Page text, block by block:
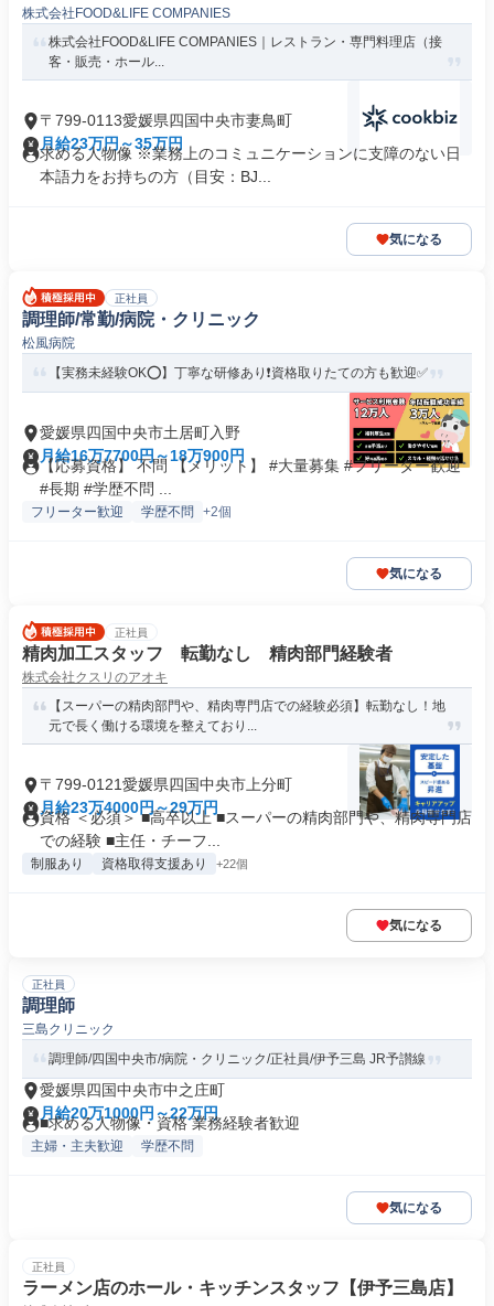
株式会社FOOD&LIFE COMPANIES
株式会社FOOD&LIFE COMPANIES｜レストラン・専門料理店（接
客・販売・ホール...
〒799-0113愛媛県四国中央市妻鳥町
月給23万円～35万円
求める人物像 ※業務上のコミュニケーションに支障のない日
本語力をお持ちの方（目安：BJ...
気になる
正社員
調理師/常勤/病院・クリニック
松風病院
【実務未経験OK⭕️】丁寧な研修あり❗️資格取りたての方も歓迎✅️
愛媛県四国中央市土居町入野
月給16万7700円～18万900円
【応募資格】 不問 【メリット】 #大量募集 #フリーター歓迎
#長期 #学歴不問 ...
フリーター歓迎 学歴不問 +2個
気になる
正社員
精肉加工スタッフ 転勤なし 精肉部門経験者
株式会社クスリのアオキ
【スーパーの精肉部門や、精肉専門店での経験必須】転勤なし！地
元で長く働ける環境を整えており...
〒799-0121愛媛県四国中央市上分町
月給23万4000円～29万円
資格 ＜必須＞ ■高卒以上 ■スーパーの精肉部門や、精肉専門店
での経験 ■主任・チーフ...
制服あり 資格取得支援あり +22個
気になる
正社員
調理師
三島クリニック
調理師/四国中央市/病院・クリニック/正社員/伊予三島 JR予讃線
愛媛県四国中央市中之庄町
月給20万1000円～22万円
■求める人物像・資格 業務経験者歓迎
主婦・主夫歓迎 学歴不問
気になる
正社員
ラーメン店のホール・キッチンスタッフ【伊予三島店】